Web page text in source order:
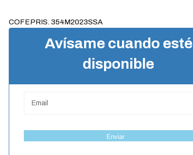
COFEPRIS. 354M2023SSA
Avísame cuando esté
disponible
Enviar